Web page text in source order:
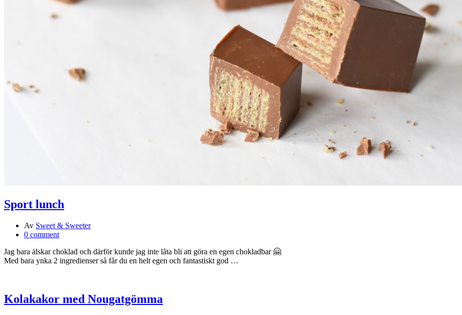
Sport lunch
Av Sweet & Sweeter
0 comment
Jag bara älskar choklad och därför kunde jag inte låta bli att göra en egen chokladbar 🤗
Med bara ynka 2 ingredienser så får du en helt egen och fantastiskt god …
Kolakakor med Nougatgömma